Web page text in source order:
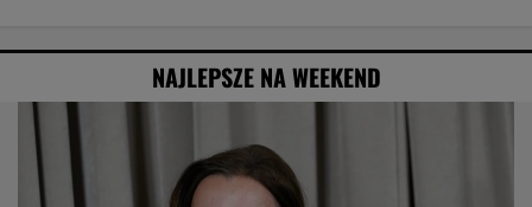
NAJLEPSZE NA WEEKEND